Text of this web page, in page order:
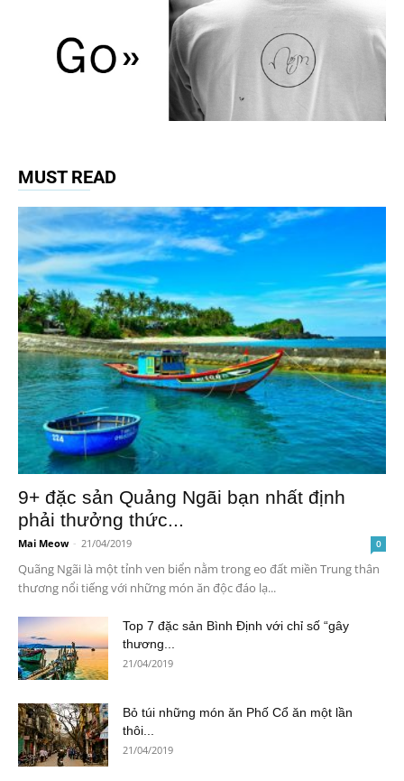
MUST READ
9+ đặc sản Quảng Ngãi bạn nhất định
phải thưởng thức...
Mai Meow - 21/04/2019 0
Quãng Ngãi là một tỉnh ven biển nằm trong eo đất miền Trung thân
thương nổi tiếng với những món ăn độc đáo lạ...
Top 7 đặc sản Bình Định với chỉ số “gây
thương...
21/04/2019
Bỏ túi những món ăn Phố Cổ ăn một lần
thôi...
21/04/2019